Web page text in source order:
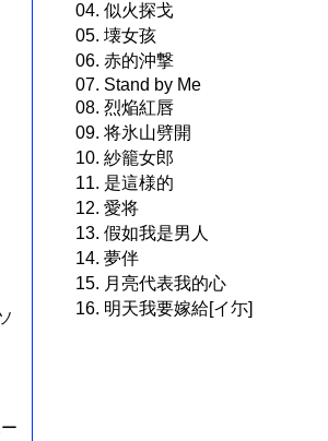
04. 似火探戈
05. 壊女孩
06. 赤的沖撃
07. Stand by Me
08. 烈焔紅唇
09. 将氷山劈開
10. 紗籠女郎
11. 是這様的
12. 愛将
13. 假如我是男人
14. 夢伴
15. 月亮代表我的心
16. 明天我要嫁給[イ尓]